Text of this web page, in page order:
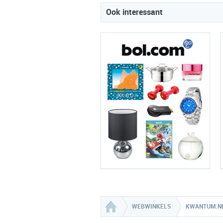
Ook interessant
WEBWINKELS